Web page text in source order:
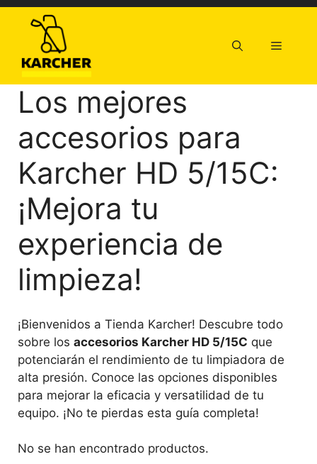
Saltar
contenido
Menú
Los mejores
accesorios para
Karcher HD 5/15C:
¡Mejora tu
experiencia de
limpieza!
¡Bienvenidos a Tienda Karcher! Descubre todo
sobre los accesorios Karcher HD 5/15C que
potenciarán el rendimiento de tu limpiadora de
alta presión. Conoce las opciones disponibles
para mejorar la eficacia y versatilidad de tu
equipo. ¡No te pierdas esta guía completa!
No se han encontrado productos.